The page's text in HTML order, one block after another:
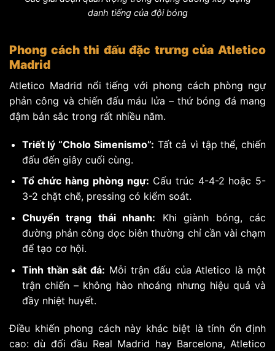
danh tiếng của đội bóng
Phong cách thi đấu đặc trưng của Atletico
Madrid
Atletico Madrid nổi tiếng với phong cách phòng ngự
phản công và chiến đấu máu lửa – thứ bóng đá mang
đậm bản sắc trong rất nhiều năm.
Triết lý “Cholo Simenismo”: Tất cả vì tập thể, chiến
đấu đến giây cuối cùng.
Tổ chức hàng phòng ngự: Cấu trúc 4-4-2 hoặc 5-
3-2 chặt chẽ, pressing có kiểm soát.
Chuyển trạng thái nhanh: Khi giành bóng, các
đường phản công dọc biên thường chỉ cần vài chạm
để tạo cơ hội.
Tinh thần sắt đá: Mỗi trận đấu của Atletico là một
trận chiến – không hào nhoáng nhưng hiệu quả và
đầy nhiệt huyết.
Điều khiến phong cách này khác biệt là tính ổn định
cao: dù đối đầu Real Madrid hay Barcelona, Atletico